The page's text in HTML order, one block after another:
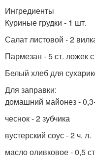
Ингредиенты
Куриные грудки - 1 шт.
Салат листовой - 2
Пармезан - 5 ст. ложек
Белый хлеб для
Для заправки:
домашний майонез -
чеснок - 2 зубчика
вустерский соус - 2 ч. л.
масло оливковое - 0,5